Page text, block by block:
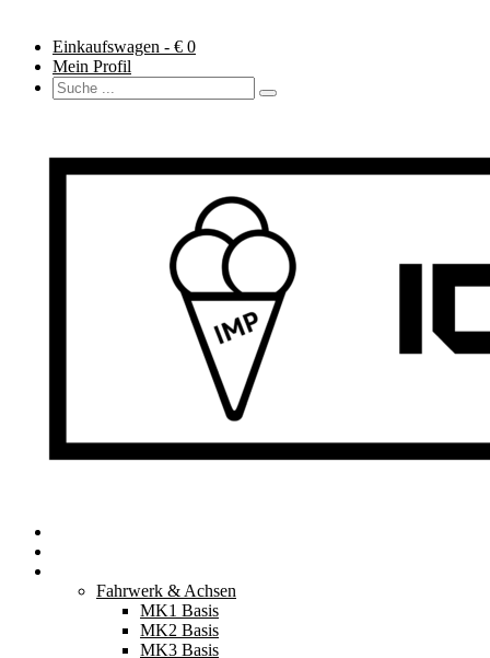
Einkaufswagen - € 0
Mein Profil
Fahrwerk & Achsen
MK1 Basis
MK2 Basis
MK3 Basis